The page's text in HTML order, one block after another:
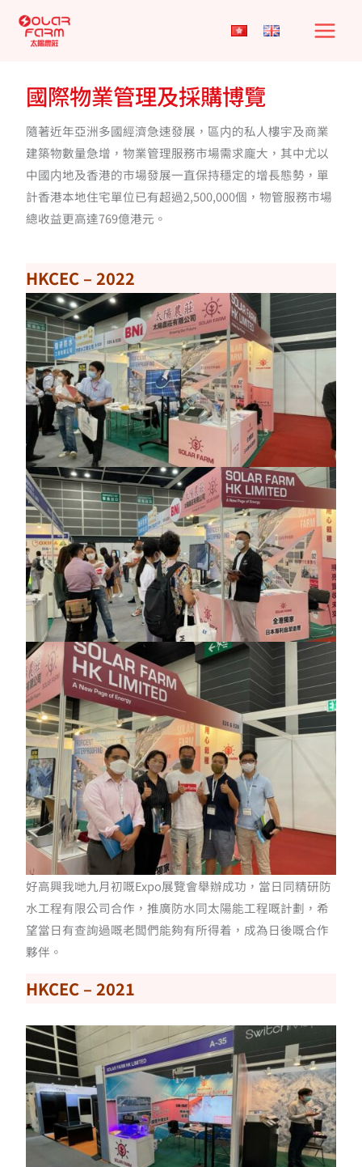
國際物業管理及採購博覽
隨著近年亞洲多國經濟急速發展，區内的私人樓宇及商業
建築物數量急增，物業管理服務市場需求龐大，其中尤以
中國内地及香港的市場發展一直保持穩定的增長態勢，單
計香港本地住宅單位已有超過2,500,000個，物管服務市場
總收益更高達769億港元。
HKCEC – 2022
好高興我哋九月初嘅Expo展覽會舉辦成功，當日同精研防
水工程有限公司合作，推廣防水同太陽能工程嘅計劃，希
望當日有查詢過嘅老闆們能夠有所得着，成為日後嘅合作
夥伴 。
HKCEC – 2021